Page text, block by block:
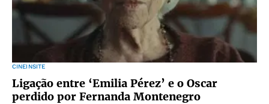
CINEINSITE
Ligação entre ‘Emilia Pérez’ e o Oscar
perdido por Fernanda Montenegro